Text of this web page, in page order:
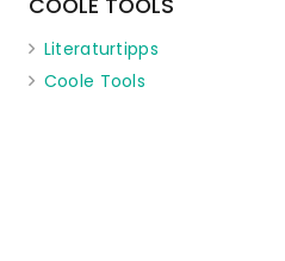
COOLE TOOLS
Literaturtipps
Coole Tools